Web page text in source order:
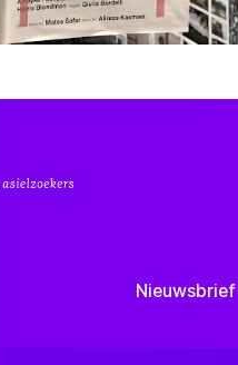
Nieuwsbrief